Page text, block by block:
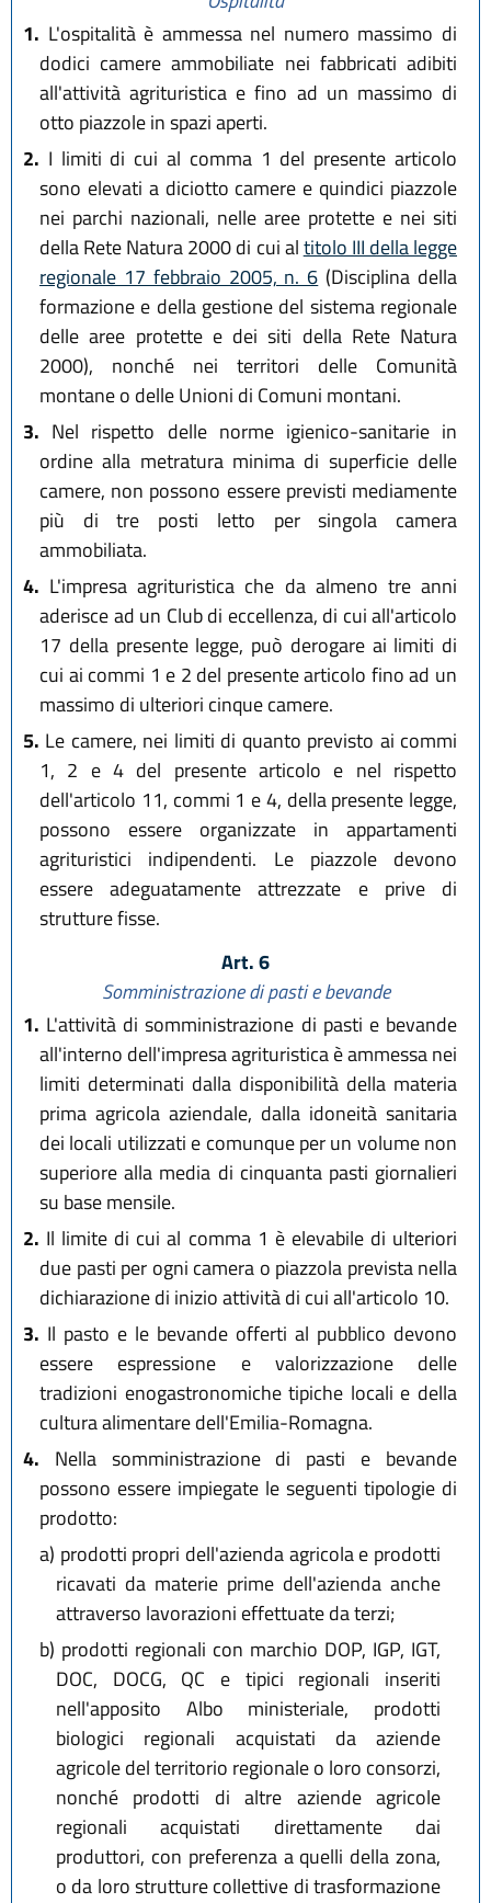
1. L'ospitalità è ammessa nel numero massimo di
dodici camere ammobiliate nei fabbricati adibiti
all'attività agrituristica e fino ad un massimo di
otto piazzole in spazi aperti.
2. I limiti di cui al comma 1 del presente articolo
sono elevati a diciotto camere e quindici piazzole
nei parchi nazionali, nelle aree protette e nei siti
della Rete Natura 2000 di cui altitolo III della legge
regionale 17 febbraio 2005, n. 6 (Disciplina della
formazione e della gestione del sistema regionale
delle aree protette e dei siti della Rete Natura
2000), nonché nei territori delle Comunità
montane o delle Unioni di Comuni montani.
3. Nel rispetto delle norme igienico-sanitarie in
ordine alla metratura minima di superficie delle
camere, non possono essere previsti mediamente
più di tre posti letto per singola camera
ammobiliata.
4. L'impresa agrituristica che da almeno tre anni
aderisce ad un Club di eccellenza, di cui all'articolo
17 della presente legge, può derogare ai limiti di
cui ai commi 1 e 2 del presente articolo fino ad un
massimo di ulteriori cinque camere.
5. Le camere, nei limiti di quanto previsto ai commi
1, 2 e 4 del presente articolo e nel rispetto
dell'articolo 11, commi 1 e 4, della presente legge,
possono essere organizzate in appartamenti
agrituristici indipendenti. Le piazzole devono
essere adeguatamente attrezzate e prive di
strutture fisse.
Art. 6
Somministrazione di pasti e bevande
1. L'attività di somministrazione di pasti e bevande
all'interno dell'impresa agrituristica è ammessa nei
limiti determinati dalla disponibilità della materia
prima agricola aziendale, dalla idoneità sanitaria
dei locali utilizzati e comunque per un volume non
superiore alla media di cinquanta pasti giornalieri
su base mensile.
2. Il limite di cui al comma 1 è elevabile di ulteriori
due pasti per ogni camera o piazzola prevista nella
dichiarazione di inizio attività di cui all'articolo 10.
3. Il pasto e le bevande offerti al pubblico devono
essere espressione e valorizzazione delle
tradizioni enogastronomiche tipiche locali e della
cultura alimentare dell'Emilia-Romagna.
4. Nella somministrazione di pasti e bevande
possono essere impiegate le seguenti tipologie di
prodotto:
a) prodotti propri dell'azienda agricola e prodotti
ricavati da materie prime dell'azienda anche
attraverso lavorazioni effettuate da terzi;
b) prodotti regionali con marchio DOP, IGP, IGT,
DOC, DOCG, QC e tipici regionali inseriti
nell'apposito Albo ministeriale, prodotti
biologici regionali acquistati da aziende
agricole del territorio regionale o loro consorzi,
nonché prodotti di altre aziende agricole
regionali acquistati direttamente dai
produttori, con preferenza a quelli della zona,
o da loro strutture collettive di trasformazione